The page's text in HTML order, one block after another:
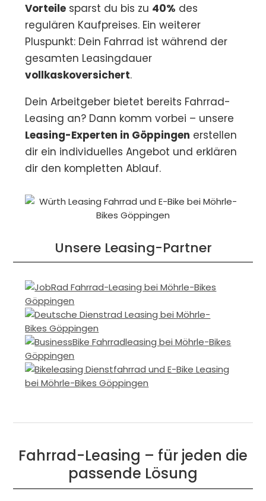
Vorteile sparst du bis zu 40% des
regulären Kaufpreises. Ein weiterer
Pluspunkt: Dein Fahrrad ist während der
gesamten Leasingdauer
vollkaskoversichert.
Dein Arbeitgeber bietet bereits Fahrrad-
Leasing an? Dann komm vorbei – unsere
Leasing-Experten in Göppingen erstellen
dir ein individuelles Angebot und erklären
dir den kompletten Ablauf.
Unsere Leasing-Partner
Fahrrad-Leasing – für jeden die
passende Lösung